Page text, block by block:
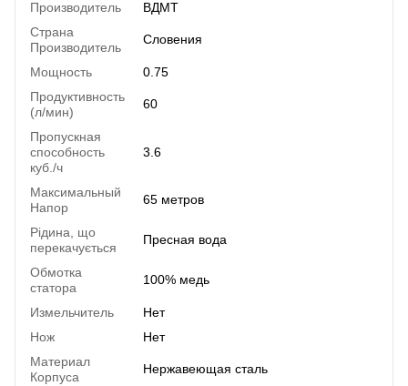
Производитель
ВДМТ
Страна
Производитель
Словения
Мощность
0.75
Продуктивность
(л/мин)
60
Пропускная
способность
куб./ч
3.6
Максимальный
Напор
65 метров
Рідина, що
перекачується
Пресная вода
Обмотка
статора
100% медь
Измельчитель
Нет
Нож
Нет
Материал
Корпуса
Нержавеющая сталь